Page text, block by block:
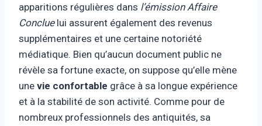
apparitions régulières dans l’émission Affaire
Concluelui assurent également des revenus
supplémentaires et une certaine notoriété
médiatique. Bien qu’aucun document public ne
révèle sa fortune exacte, on suppose qu’elle mène
une vie confortable grâce à sa longue expérience
et à la stabilité de son activité. Comme pour de
nombreux professionnels des antiquités, sa